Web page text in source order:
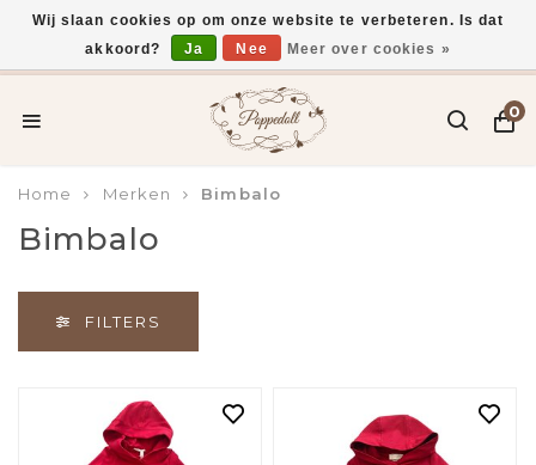
verzonden* Gratis verzending vanaf
0
Home Merken Bimbalo
Bimbalo
FILTERS
Wij slaan cookies op om onze website te verbeteren. Is dat
akkoord?
Ja Nee Meer over cookies »